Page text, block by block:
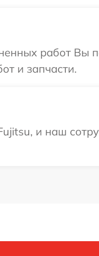
работ Вы
и запчасти.
и наш